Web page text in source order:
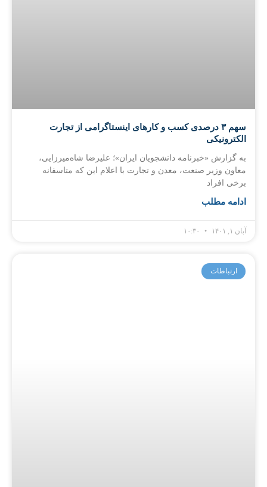
سهم ۳ درصدی کسب و کارهای اینستاگرامی از تجارت
الکترونیکی
به گزارش «خبرنامه دانشجویان ایران»؛ علیرضا شاه‌میرزایی،
معاون وزیر صنعت، معدن و تجارت با اعلام این که متاسفانه
برخی افراد
ادامه مطلب
آبان ۱, ۱۴۰۱
ارتباطات